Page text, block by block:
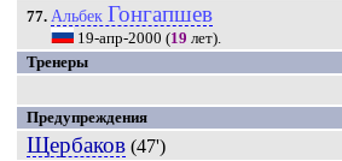
77. Альбек Гонгапшев
19-апр-2000 (19 лет).
Тренеры
Предупреждения
Щербаков(47')